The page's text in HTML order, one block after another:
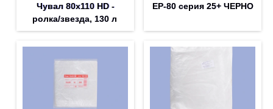
Чувал 80х110 HD -
ролка/звезда, 130 л
EP-80 серия 25+ ЧЕРНО